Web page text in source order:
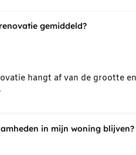
gemiddeld?
hangt af van de grootte
in mijn woning blijven?